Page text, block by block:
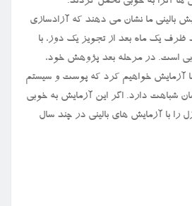
بالینی ما نشان می دهند که آزادسازی
ظرف یک ماه بعد از تجویز یک دوز، با
است. در مرحله بعد پژوهش خود،
آزمایش خواهیم کرد که پوست و سیستم
شباهت دارد. اگر این آزمایش به خوبی
را با آزمایش های بالینی در چند سال